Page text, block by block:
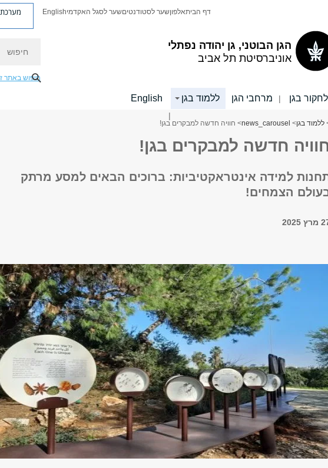
הגן הבוטני, גן יהודה נפתלי
אוניברסיטת תל אביב
דף הביתאלפוןשער לסטודנטיםשער לסגל האקדמיEnglish מערכת
חיפוש באתר
לחקור בגן | מרחבי הגן ללמוד בגן
|
English
ללמוד בגן>
news_carousel> חוויה חדשה למבקרים בגן!
חדשה למבקרים בגן!
למידה אינטראקטיביות: ברוכים הבאים למסע מרתק
הצמחים!
2025